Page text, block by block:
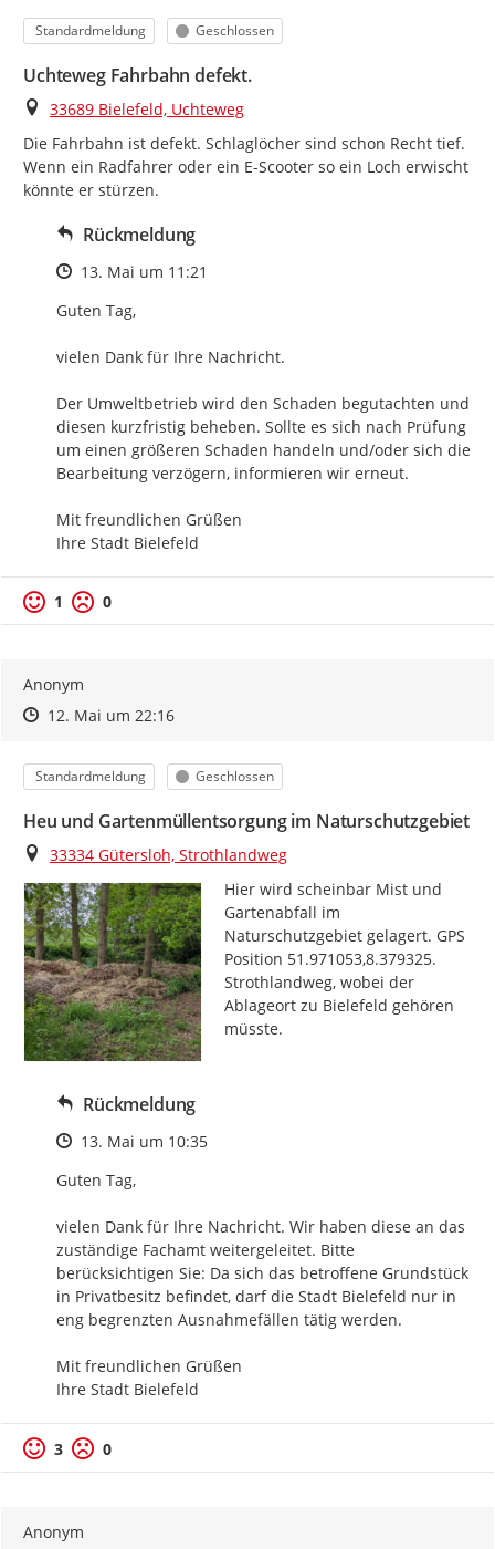
Kategorie
Standardmeldung Status
Geschlossen
Uchteweg Fahrbahn defekt.
Ort
33689 Bielefeld, Uchteweg
Die Fahrbahn ist defekt. Schlaglöcher sind schon Recht tief.
Wenn ein Radfahrer oder ein E-Scooter so ein Loch erwischt
könnte er stürzen.
Rückmeldung
Zeitpunkt des Erstellens
13. Mai um 11:21
Guten Tag,
vielen Dank für Ihre Nachricht.
Der Umweltbetrieb wird den Schaden begutachten und
diesen kurzfristig beheben. Sollte es sich nach Prüfung
um einen größeren Schaden handeln und/oder sich die
Bearbeitung verzögern, informieren wir erneut.
Mit freundlichen Grüßen
Ihre Stadt Bielefeld
1 0
Anonym
Zeitpunkt des Erstellens
Zeitpunkt des Erstellens
12. Mai um 22:16Zur Äußerung
Kategorie
Standardmeldung Status
Geschlossen
Heu und Gartenmüllentsorgung im Naturschutzgebiet
Ort
33334 Gütersloh, Strothlandweg
Hier wird scheinbar Mist und
Gartenabfall im
Naturschutzgebiet gelagert. GPS
Position 51.971053,8.379325.
Strothlandweg, wobei der
Ablageort zu Bielefeld gehören
müsste.
Rückmeldung
Zeitpunkt des Erstellens
13. Mai um 10:35
Guten Tag,
vielen Dank für Ihre Nachricht. Wir haben diese an das
zuständige Fachamt weitergeleitet. Bitte
berücksichtigen Sie: Da sich das betroffene Grundstück
in Privatbesitz befindet, darf die Stadt Bielefeld nur in
eng begrenzten Ausnahmefällen tätig werden.
Mit freundlichen Grüßen
Ihre Stadt Bielefeld
3 0
Anonym